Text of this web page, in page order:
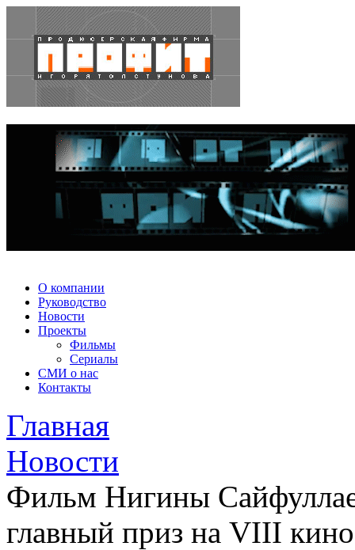
О компании
Руководство
Новости
Проекты
Фильмы
Сериалы
СМИ о нас
Контакты
Главная
Новости
Фильм Нигины
главный приз на VIII